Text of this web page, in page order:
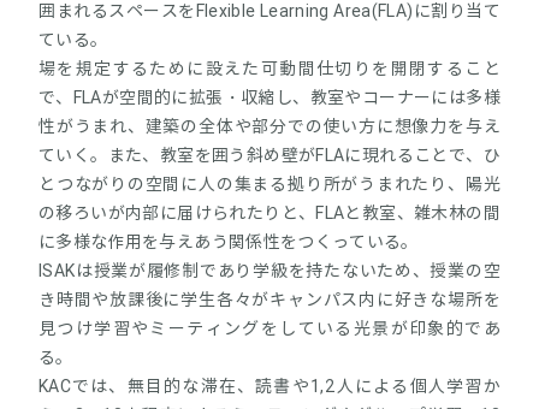
囲まれるスペースをFlexible Learning Area(FLA)に割り当て
ている。
場を規定するために設えた可動間仕切りを開閉すること
で、FLAが空間的に拡張・収縮し、教室やコーナーには多様
性がうまれ、建築の全体や部分での使い方に想像力を与え
ていく。また、教室を囲う斜め壁がFLAに現れることで、ひ
とつながりの空間に人の集まる拠り所がうまれたり、陽光
の移ろいが内部に届けられたりと、FLAと教室、雑木林の間
に多様な作用を与えあう関係性をつくっている。
ISAKは授業が履修制であり学級を持たないため、授業の空
き時間や放課後に学生各々がキャンパス内に好きな場所を
見つけ学習やミーティングをしている光景が印象的であ
る。
KACでは、無目的な滞在、読書や1,2人による個人学習か